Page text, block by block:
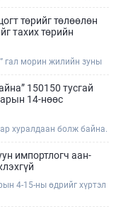
Улсын Онцгой
хүрээнд
уул уурхайн 358
нь арилгуулаад байна.
төрийг төлөөлөн
тахих төрийн
гал морин жилийн зуны
тэнгэрийг тайх
150150 тусгай
14-нөөс
хуралдаан болж байна.
тушаалтанд 2025,
байдлаар иргэдээс
тайлан
импортлогч аан-
4-15-ны өдрийг хүртэл